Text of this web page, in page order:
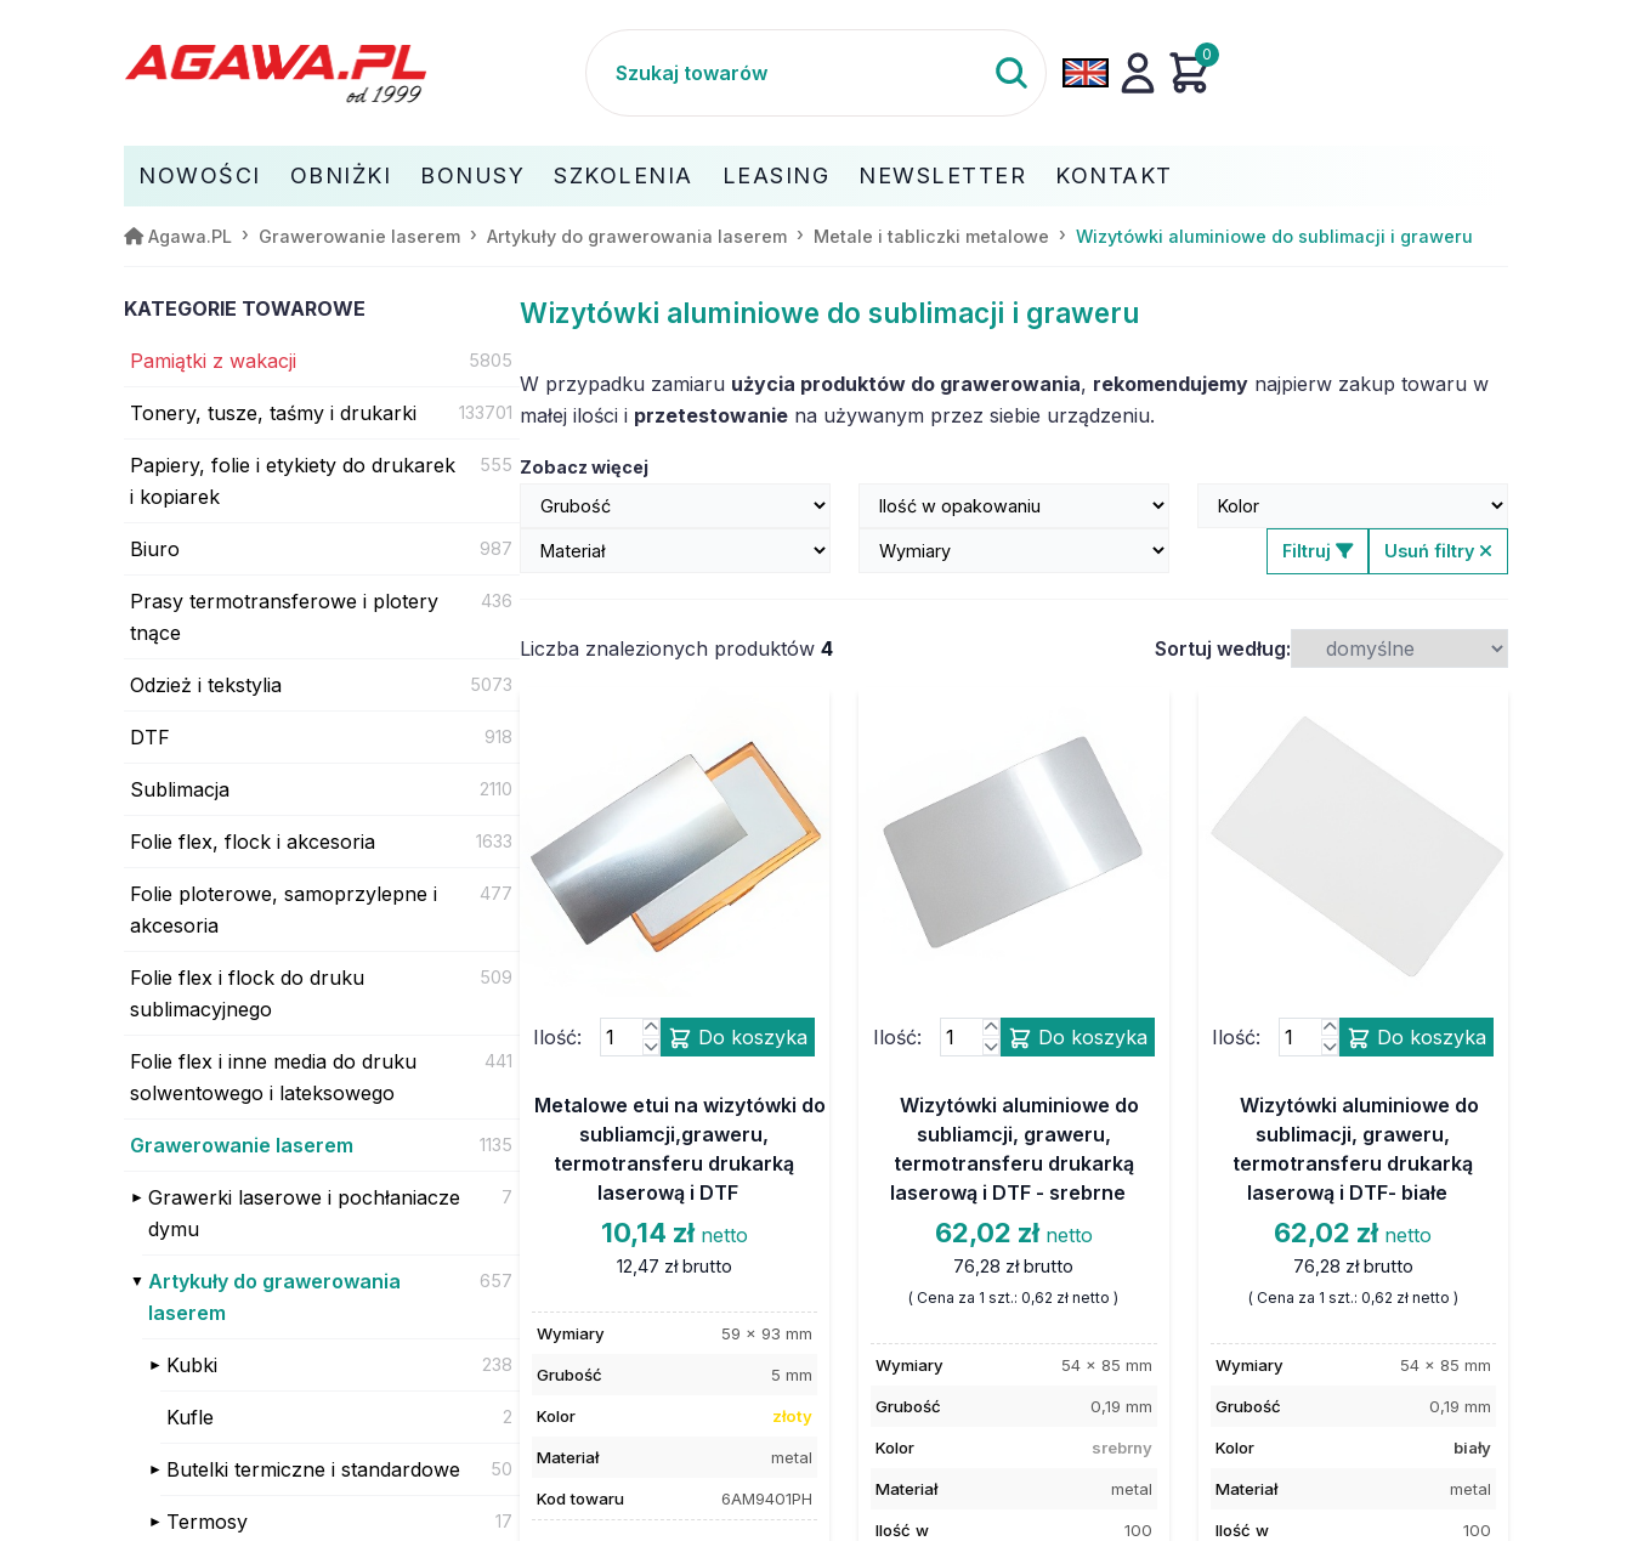
0
NOWOŚCI OBNIŻKI BONUSY SZKOLENIA LEASING NEWSLETTER KONTAKT
Agawa.PL Grawerowanie laserem Artykuły do grawerowania laserem Metale i tabliczki metalowe Wizytówki aluminiowe do sublimacji i graweru
KATEGORIE TOWAROWE
Pamiątki z wakacji 5805
Tonery, tusze, taśmy i drukarki 133701
Papiery, folie i etykiety do drukarek
i kopiarek
555
Biuro 987
Prasy termotransferowe i plotery
tnące
436
Odzież i tekstylia 5073
DTF 918
Sublimacja 2110
Folie flex, flock i akcesoria 1633
Folie ploterowe, samoprzylepne i
akcesoria
477
Folie flex i flock do druku
sublimacyjnego
509
Folie flex i inne media do druku
solwentowego i lateksowego
441
Grawerowanie laserem 1135
Grawerki laserowe i pochłaniacze
dymu
7
Artykuły do grawerowania
laserem
657
Kubki 238
Kufle 2
Butelki termiczne i standardowe 50
Termosy 17
Wizytówki aluminiowe do sublimacji i graweru
W przypadku zamiaru użycia produktów do grawerowania, rekomendujemynajpierw zakup towaru w
małej ilości i przetestowaniena używanym przez siebie urządzeniu.
Zobacz więcej
Filtruj Usuń filtry
Liczba znalezionych produktów 4 Sortuj według:
Ilość: Do koszyka
Metalowe etui na wizytówki do
subliamcji,graweru,
termotransferu drukarką
laserową i DTF
10,14 zł netto
12,47 zł brutto
Wymiary 59 x 93 mm
Grubość 5 mm
Kolor złoty
Materiał metal
Kod towaru 6AM9401PH
Ilość: Do koszyka
Wizytówki aluminiowe do
subliamcji, graweru,
termotransferu drukarką
laserową i DTF - srebrne
62,02 zł netto
76,28 zł brutto
( Cena za 1 szt.:0,62 zł netto )
Wymiary 54 x 85 mm
Grubość 0,19 mm
Kolor srebrny
Materiał metal
Ilość w
100
Ilość: Do koszyka
Wizytówki aluminiowe do
sublimacji, graweru,
termotransferu drukarką
laserową i DTF- białe
62,02 zł netto
76,28 zł brutto
( Cena za 1 szt.: 0,62 złnetto )
Wymiary 54 x 85 mm
Grubość 0,19 mm
Kolor biały
Materiał metal
Ilość w
100